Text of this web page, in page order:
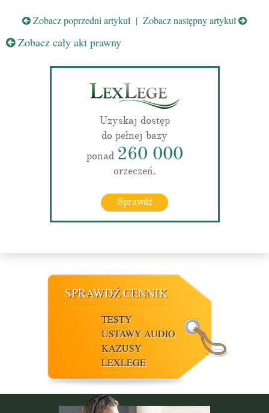
Zobacz poprzedni artykuł | Zobacz następny artykuł
Zobacz cały akt prawny
Uzyskaj dostęp
do pełnej bazy
ponad 260 000
orzeczeń.
Sprawdź
SPRAWDŹ CENNIK
TESTY
USTAWY AUDIO
KAZUSY
LEXLEGE